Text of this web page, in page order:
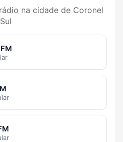
na cidade de Coronel